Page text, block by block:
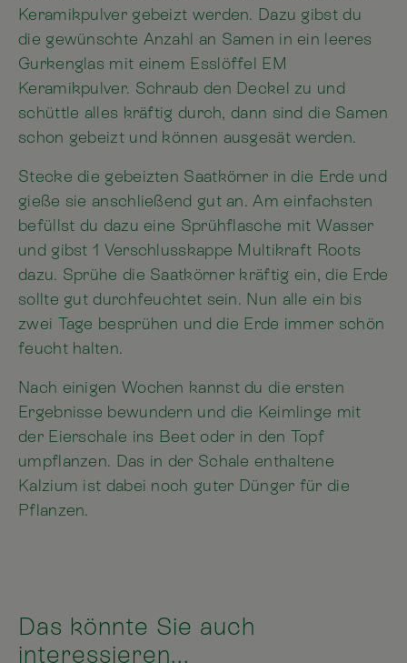
Keramikpulver gebeizt werden. Dazu gibst du
die gewünschte Anzahl an Samen in ein leeres
Gurkenglas mit einem Esslöffel EM
Keramikpulver. Schraub den Deckel zu und
schüttle alles kräftig durch, dann sind die Samen
schon gebeizt und können ausgesät werden.
Stecke die gebeizten Saatkörner in die Erde und
gieße sie anschließend gut an. Am einfachsten
befüllst du dazu eine Sprühflasche mit Wasser
und gibst 1 Verschlusskappe Multikraft Roots
dazu. Sprühe die Saatkörner kräftig ein, die Erde
sollte gut durchfeuchtet sein. Nun alle ein bis
zwei Tage besprühen und die Erde immer schön
feucht halten.
Nach einigen Wochen kannst du die ersten
Ergebnisse bewundern und die Keimlinge mit
der Eierschale ins Beet oder in den Topf
umpflanzen. Das in der Schale enthaltene
Kalzium ist dabei noch guter Dünger für die
Pflanzen.
Das könnte Sie auch
interessieren...